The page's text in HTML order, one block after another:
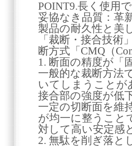
POINT9.長く使用
妥協なき品質：革
製品の耐久性と美
「裁断・接合技
断方式「CMQ（
1. 断面の精度が「
一般的な裁断方法
いてしまうことが
接合部の強度が低
一定の切断面を維
が均一に整うこと
対して高い安定感
2. 無駄を削ぎ落と